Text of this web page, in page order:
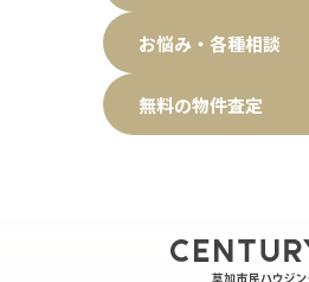
お悩み・各種相談
無料の物件査定